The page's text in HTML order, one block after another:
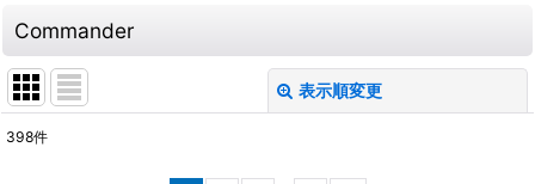
Commander
表示順変更
398件